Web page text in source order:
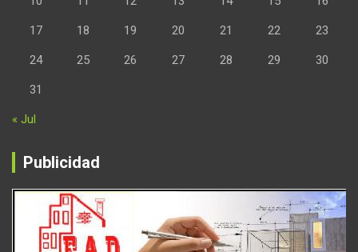
17 18 19 20 21 22 23
24 25 26 27 28 29 30
31
« Jul
Publicidad